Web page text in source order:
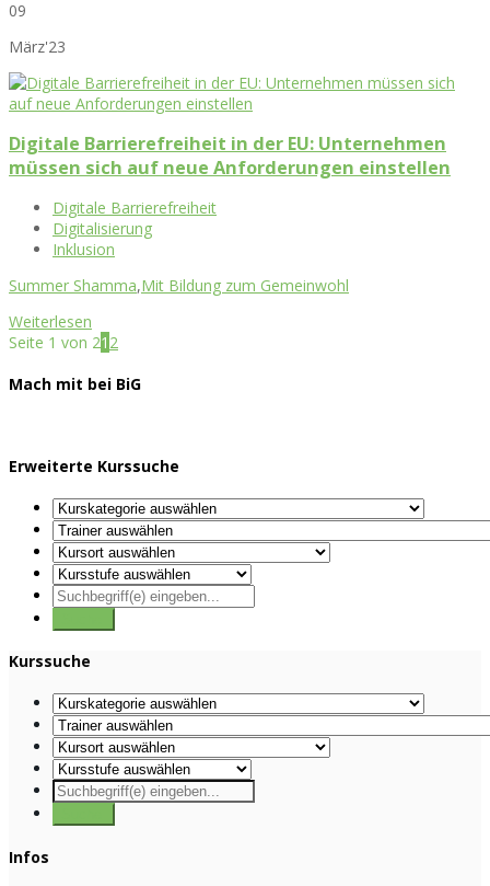
09
März'23
Digitale Barrierefreiheit in der EU: Unternehmen
müssen sich auf neue Anforderungen einstellen
Digitale Barrierefreiheit
Digitalisierung
Inklusion
Summer Shamma,Mit Bildung zum Gemeinwohl
Weiterlesen
Seite 1 von 21 2
Mach mit bei BiG
Erweiterte Kurssuche
Kurssuche
Infos